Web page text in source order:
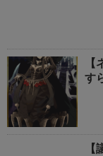
す